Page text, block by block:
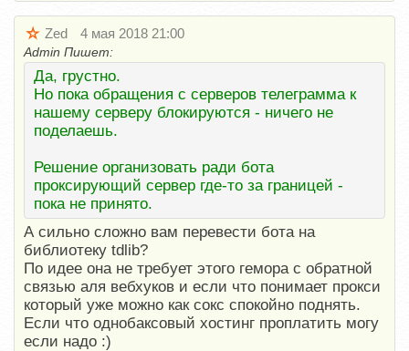
Zed 4 мая 2018 21:00
Admin Пишет:
Да, грустно.
Но пока обращения с серверов телеграмма к
нашему серверу блокируются - ничего не
поделаешь.
Решение организовать ради бота
проксирующий сервер где-то за границей -
пока не принято.
А сильно сложно вам перевести бота на
библиотеку tdlib?
По идее она не требует этого гемора с обратной
связью аля вебхуков и если что понимает прокси
который уже можно как сокс спокойно поднять.
Если что однобаксовый хостинг проплатить могу
если надо :)